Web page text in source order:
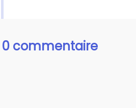
0 commentaire